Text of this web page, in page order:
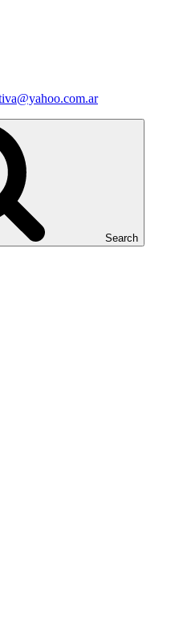
Search